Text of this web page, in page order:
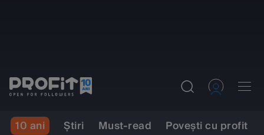
10 ani Ştiri Must-read Povești cu profit